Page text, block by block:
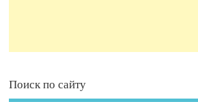
Поиск по сайту